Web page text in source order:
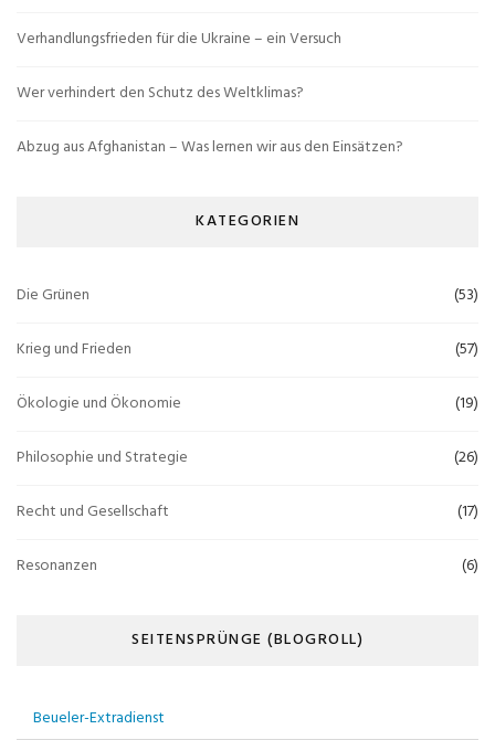
Verhandlungsfrieden für die Ukraine – ein Versuch
Wer verhindert den Schutz des Weltklimas?
Abzug aus Afghanistan – Was lernen wir aus den Einsätzen?
KATEGORIEN
Die Grünen (53)
Krieg und Frieden (57)
Ökologie und Ökonomie (19)
Philosophie und Strategie (26)
Recht und Gesellschaft (17)
Resonanzen (6)
SEITENSPRÜNGE (BLOGROLL)
Beueler-Extradienst